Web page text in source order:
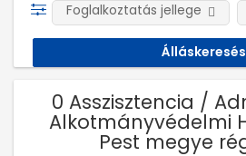
Foglalkoztatás jellege
0 Asszisztencia /
Alkotmányvédelmi
Pest megye